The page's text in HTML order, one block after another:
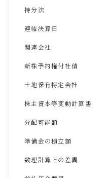
持分法
連結決算日
関連会社
新株予約権付社債
土地保有特定会社
株主資本等変動計算書
分配可能額
準備金の積立額
数理計算上の差異